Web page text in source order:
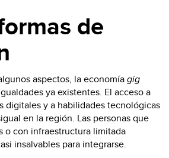
de
aspectos, la economíagig
ya existentes. El acceso a
digitales y a habilidades tecnológicas
en la región. Las personas que
o con infraestructura limitada
insalvables para integrarse.